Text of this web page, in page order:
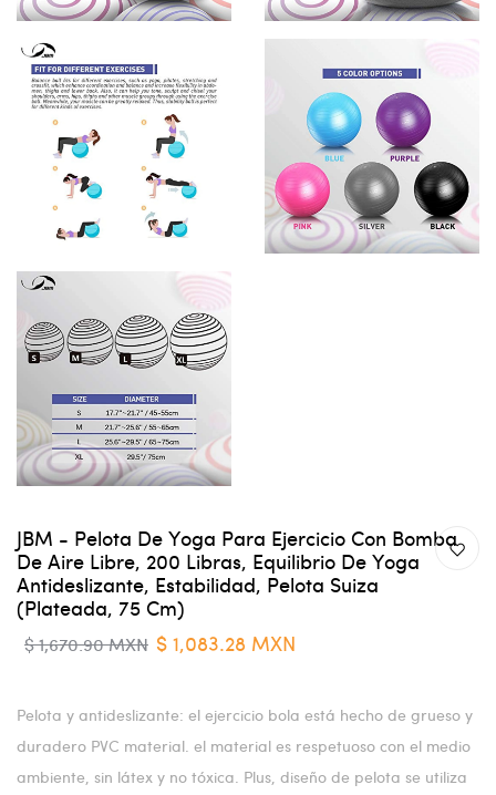
JBM - Pelota De Yoga Para Ejercicio Con Bomba
De Aire Libre, 200 Libras, Equilibrio De Yoga
Antideslizante, Estabilidad, Pelota Suiza
(plateada, 75 Cm)
$ 1,670.90 MXN $ 1,083.28 MXN
Pelota y antideslizante: el ejercicio bola está hecho de grueso y
duradero PVC material. el material es respetuoso con el medio
ambiente, sin látex y no tóxica. Plus, diseño de pelota se utiliza